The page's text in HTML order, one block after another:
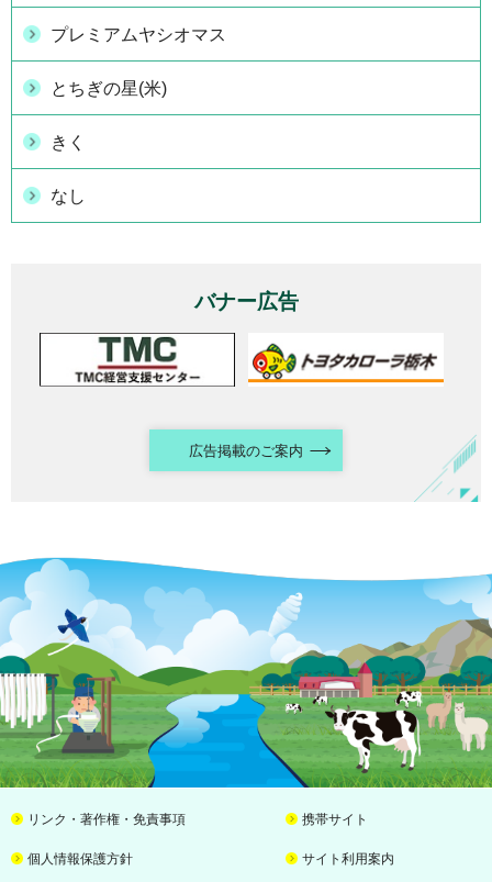
プレミアムヤシオマス
とちぎの星(米)
きく
なし
バナー広告
広告掲載のご案内
リンク・著作権・免責事項 携帯サイト
個人情報保護方針 サイト利用案内